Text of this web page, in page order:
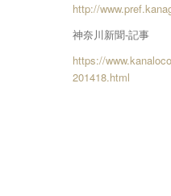
http://
神奈川新聞-記事
https://
201418.html